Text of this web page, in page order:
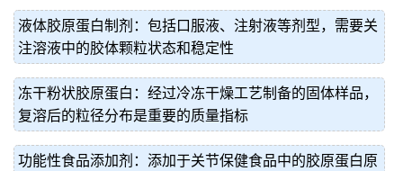
液体胶原蛋白制剂：包括口服液、注射液等剂型，需要关
注溶液中的胶体颗粒状态和稳定性
冻干粉状胶原蛋白：经过冷冻干燥工艺制备的固体样品，
复溶后的粒径分布是重要的质量指标
功能性食品添加剂：添加于关节保健食品中的胶原蛋白原